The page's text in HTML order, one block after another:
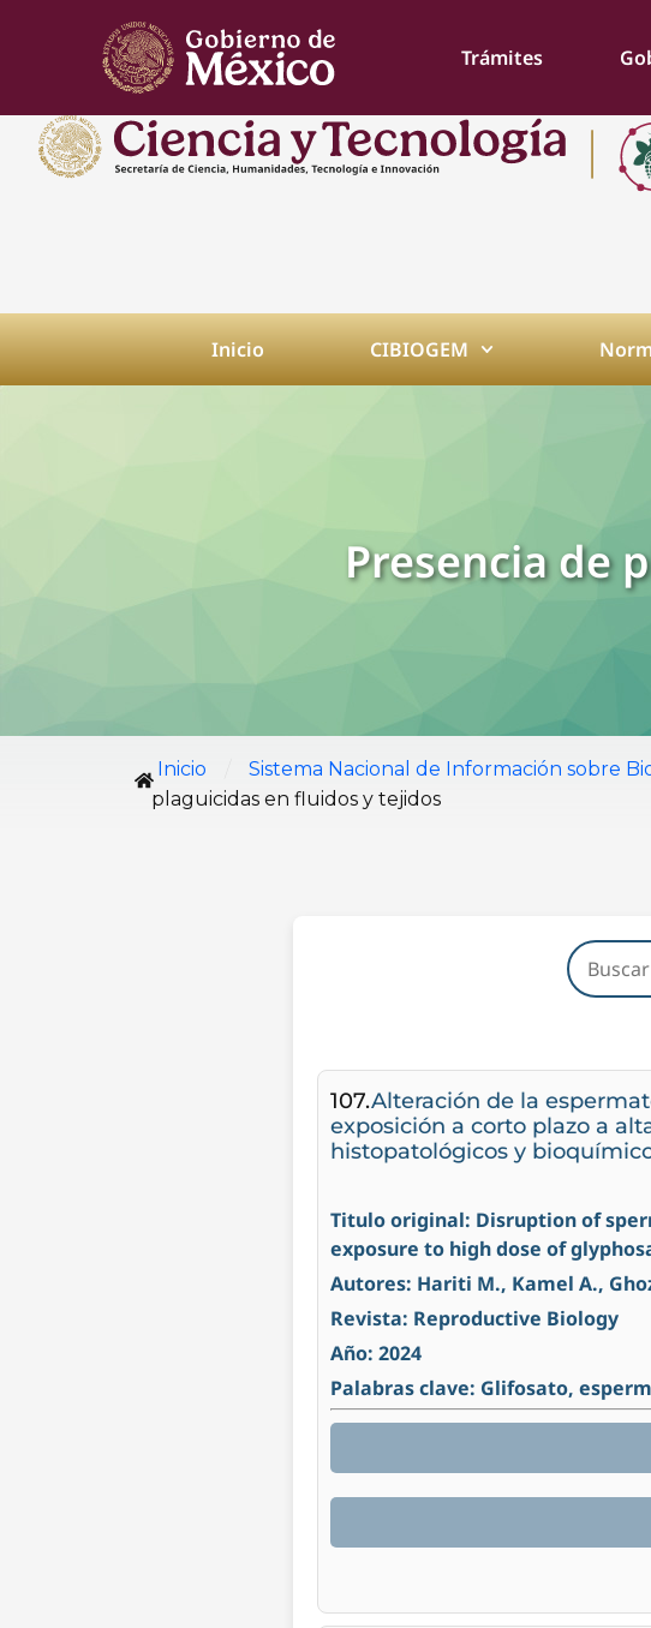
Trámites
Inicio CIBIOGEM
Presencia de
Inicio Sistema Nacional de Información sobre
plaguicidas en fluidos y tejidos
107.Alteración de la
exposición a corto plazo a
histopatológicos y
Titulo original: Disruption of
exposure to high dose of
Autores: Hariti M., Kamel A.,
Revista: Reproductive Biology
Año: 2024
Palabras clave: Glifosato,